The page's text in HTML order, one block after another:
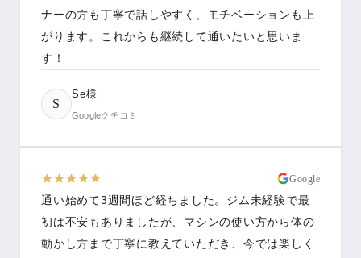
ナーの方も丁寧で話しやすく、モチベーションも上
がります。これからも継続して通いたいと思いま
す！
S
Se様
Googleクチコミ
Google
通い始めて3週間ほど経ちました。ジム未経験で最
初は不安もありましたが、マシンの使い方から体の
動かし方まで丁寧に教えていただき、今では楽しく